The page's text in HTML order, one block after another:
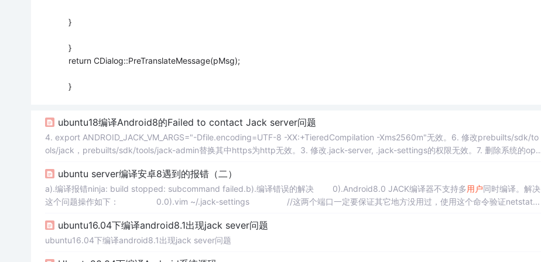
}
}
return CDialog::PreTranslateMessage(pMsg);
}
ubuntu18编译Android8的Failed to contact Jack server问题
4. export ANDROID_JACK_VM_ARGS="-Dfile.encoding=UTF-8 -XX:+TieredCompilation -Xms2560m"无效。6. 修改prebuilts/sdk/to
ols/jack，prebuilts/sdk/tools/jack-admin替换其中https为http无效。3. 修改.jack-server, .jack-settings的权限无效。7. 删除系统的ope
ubuntu server编译安卓8遇到的报错（二）
a).编译报错ninja: build stopped: subcommand failed.b).编译错误的解决 0).Android8.0 JACK编译器不支持多 用户同时编译。解决
这个问题操作如下： 0.0).vim ~/.jack-settings //这两个端口一定要保证其它地方没用过，使用这个命令验证netstat...
ubuntu16.04下编译android8.1出现jack sever问题
ubuntu16.04下编译android8.1出现jack sever问题